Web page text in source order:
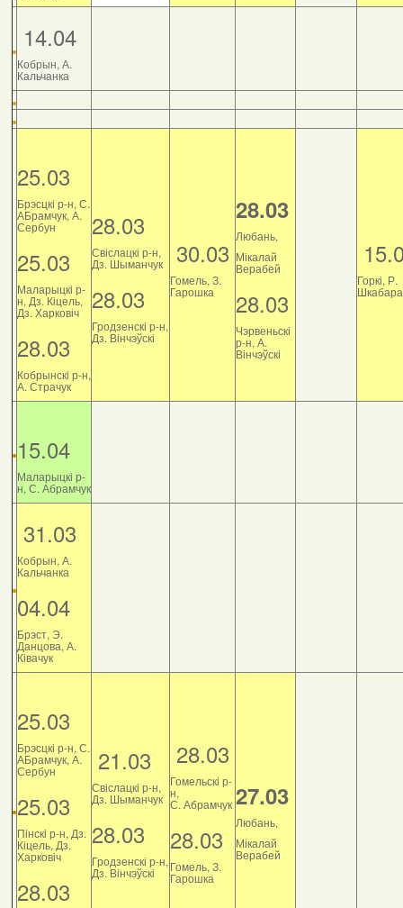
14.04
Кобрын, А.
Кальчанка
25.03
Брэсцкі р-н, С.
АБрамчук, А.
Сербун
25.03
Маларыцкі р-
н, Дз. Кіцель,
Дз. Харковіч
28.03
Кобрынскі р-н,
А. Страчук
28.03
Свіслацкі р-н,
Дз. Шыманчук
28.03
Гродзенскі р-н,
Дз. Вінчэўскі
30.03
Гомель, З.
Гарошка
28.03
Любань,
Мікалай
Верабей
28.03
Чэрвеньскі
р-н, А.
Вінчэўскі
Горкі, Р.
Шкабара
15.04
Маларыцкі р-
н, С. Абрамчук
31.03
Кобрын, А.
Кальчанка
04.04
Брэст, Э.
Данцова, А.
Ківачук
25.03
Брэсцкі р-н, С.
АБрамчук, А.
Сербун
25.03
Пінскі р-н, Дз.
Кіцель, Дз.
Харковіч
28.03
21.03
Свіслацкі р-н,
Дз. Шыманчук
28.03
Гродзенскі р-н,
Дз. Вінчэўскі
28.03
Гомельскі р-
н,
С. Абрамчук
28.03
Гомель, З.
Гарошка
27.03
Любань,
Мікалай
Верабей